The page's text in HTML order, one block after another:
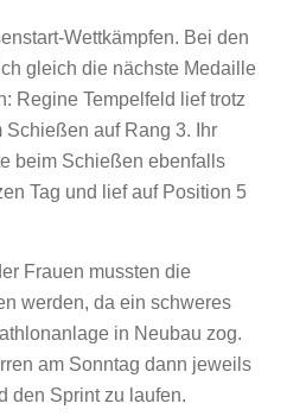
Wettkämpfen. Bei den
gleich die nächste Medaille
Regine Tempelfeld lief trotz
auf Rang 3. Ihr
beim Schießen ebenfalls
Tag und lief auf Position 5
Frauen mussten die
werden, da ein schweres
in Neubau zog.
am Sonntag dann jeweils
den Sprint zu laufen.